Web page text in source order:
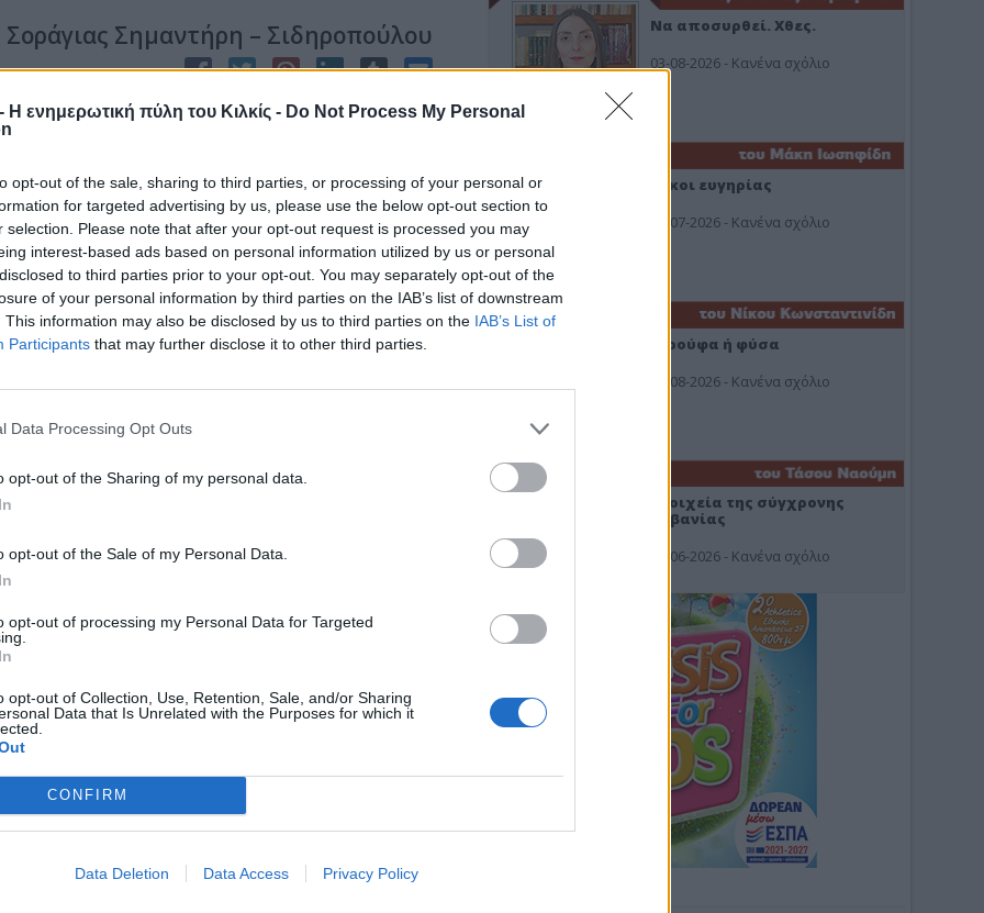
Η ενημερωτική πύλη του Κιλκίς - Do Not Process My Personal
opt-out of the sale, sharing to third parties, or processing of your personal or
for targeted advertising by us, please use the below opt-out section to
selection. Please note that after your opt-out request is processed you may
interest-based ads based on personal information utilized by us or personal
to third parties prior to your opt-out. You may separately opt-out of the
of your personal information by third parties on the IAB’s list of downstream
This information may also be disclosed by us to third parties on the IAB’s List of
Participants that may further disclose it to other third parties.
Data Processing Opt Outs
opt-out of the Sharing of my personal data.
opt-out of the Sale of my Personal Data.
opt-out of processing my Personal Data for Targeted
opt-out of Collection, Use, Retention, Sale, and/or Sharing
Data that Is Unrelated with the Purposes for which it
CONFIRM
Data Deletion Data Access Privacy Policy
Σημαντήρη – Σιδηροπούλου
– Πολιτισμού – Διαφάνειας – Δόμησης φιλοξενεί στις
της Αυστροελληνικής την Έκθεση Χειροποίητου
– Σιδηροπούλου που εγκαινιάζεται την Κυριακή 19
Νοσοκομείο Γουμένισσας
ο Λαογραφικός Πολιτιστικός Σύλλογος «Άγιος Τρύφων»
μέλη της διοίκησής του να μεταφέρουν το χαρμόσυνο μήνυμα
ασθενείς του Νοσοκομείου Γουμένισσας.
Υπαλλήλους ν. Κιλκίς
εξαθλίωσης βιώνουν οι Ελληνες, αλλά και ημέρες κοινωνικής
Τα μέλη και οι φίλοι του Συλλόγου Συνταξιούχων Δημοσίων
να προσφέρουν ένα χαμόγελο σε ανήμπορες οικογένειες
αυτό και προχώρησαν στη συγκέντρωση τροφίμων μέσα από
Να αποσυρθεί. Χθες.
03-08-2026 - Κανένα σχόλιο
Οίκοι ευγηρίας
24-07-2026 - Κανένα σχόλιο
Ή ρούφα ή φύσα
03-08-2026 - Κανένα σχόλιο
Στοιχεία της σύγχρονης
Αλβανίας
19-06-2026 - Κανένα σχόλιο